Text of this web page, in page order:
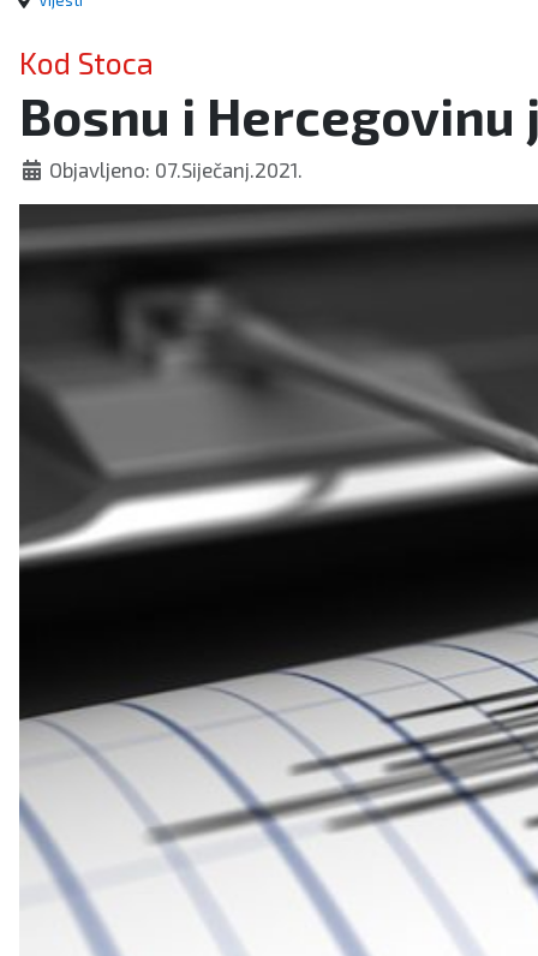
Kod Stoca
Bosnu i
Objavljeno: 07.Siječanj.2021.